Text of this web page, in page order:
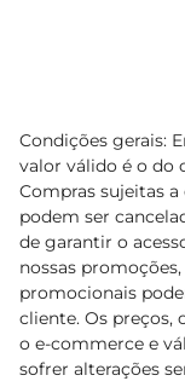
Condições gerais:
valor válido é o do
Compras sujeitas
podem ser
de garantir o
nossas
promocionais
cliente. Os preços,
o e-commerce e
sofrer alterações